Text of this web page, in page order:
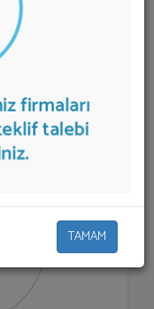
TAMAM
aşağıda
teklifi almak için
Teklif İste"
firmalara